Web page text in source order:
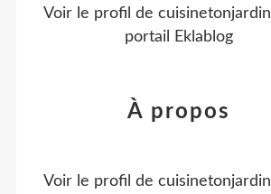
Voir le profil de cuisinetonjardin
portail Eklablog
À propos
Voir le profil de cuisinetonjardin